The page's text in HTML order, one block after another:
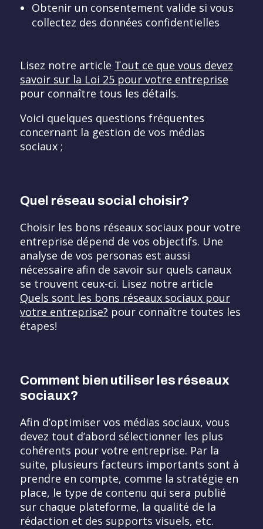
Obtenir un consentement valide si vous
collectez des données confidentielles
Lisez notre article Tout ce que vous devez
savoir sur la Loi 25 pour votre entreprise
pour connaître tous les détails.
Voici quelques questions fréquentes
concernant la gestion de vos médias
sociaux ;
Quel réseau social choisir?
Choisir les bons réseaux sociaux pour votre
entreprise dépend de vos objectifs. Une
analyse de vos personas est aussi
nécessaire afin de savoir sur quels canaux
se trouvent ceux-ci. Lisez notre article
Quels sont les bons réseaux sociaux pour
votre entreprise? pour connaître toutes les
étapes!
Comment bien utiliser les réseaux
sociaux?
Afin d’optimiser vos médias sociaux, vous
devez tout d’abord sélectionner les plus
cohérents pour votre entreprise. Par la
suite, plusieurs facteurs importants sont à
prendre en compte, comme la stratégie en
place, le type de contenu qui sera publié
sur chaque plateforme, la qualité de la
rédaction et des supports visuels, etc.